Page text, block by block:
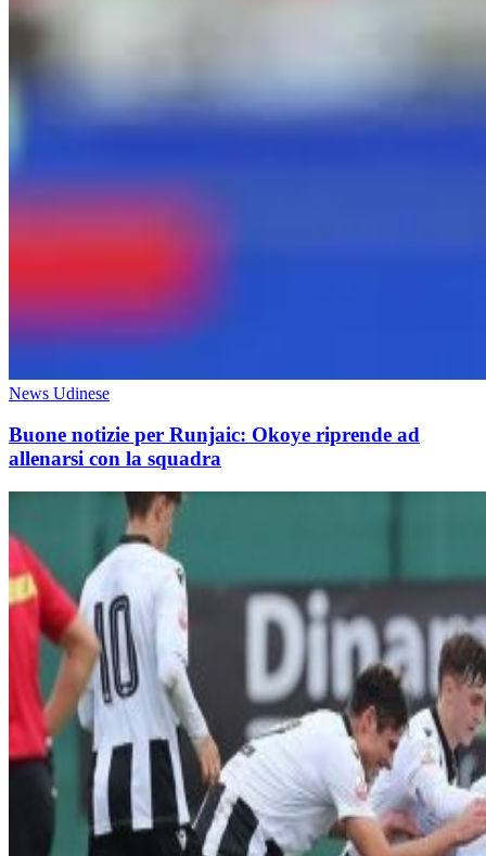
News Udinese
Buone notizie per Runjaic: Okoye riprende ad
allenarsi con la squadra